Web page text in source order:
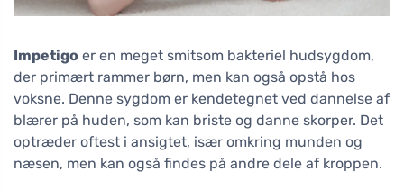
Impetigo er en meget smitsom bakteriel hudsygdom,
der primært rammer børn, men kan også opstå hos
voksne. Denne sygdom er kendetegnet ved dannelse af
blærer på huden, som kan briste og danne skorper. Det
optræder oftest i ansigtet, især omkring munden og
næsen, men kan også findes på andre dele af kroppen.